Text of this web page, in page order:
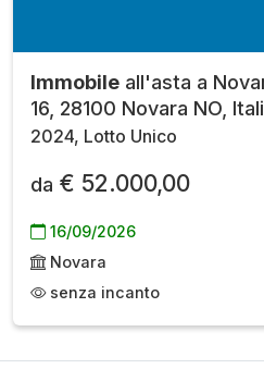
Immobile all'asta a
16, 28100 Novara NO,
2024, Lotto Unico
da € 52.000,00
16/09/2026
Novara
senza incanto